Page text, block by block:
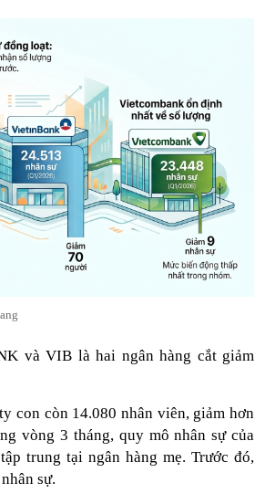
và VIB là hai ngân hàng cắt giảm
con còn 14.080 nhân viên, giảm hơn
vòng 3 tháng, quy mô nhân sự của
trung tại ngân hàng mẹ. Trước đó,
sự.